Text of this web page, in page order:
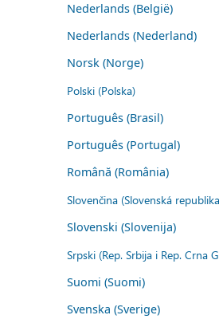
Nederlands (België)
Nederlands (Nederland)
Norsk (Norge)
Polski (Polska)
Português (Brasil)
Português (Portugal)
Română (România)
Slovenčina (Slovenská
Slovenski (Slovenija)
Srpski (Rep. Srbija i Rep. Crna
Suomi (Suomi)
Svenska (Sverige)